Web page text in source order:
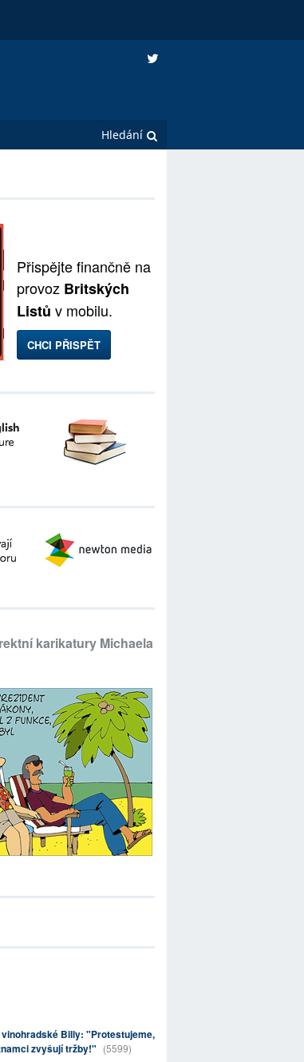
Přispějte finančně na
provoz Britských
Listů v mobilu.
CHCI PŘISPĚT
karikatury Michaela
Billy: "Protestujeme,
zvyšují tržby!" (5599)